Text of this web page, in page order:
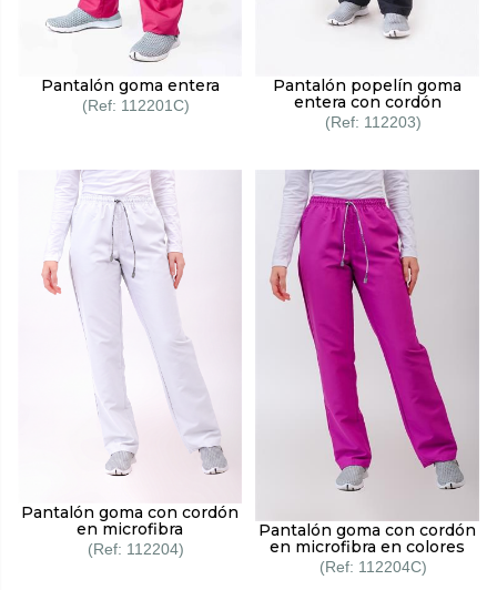
Pantalón goma entera
112201C
Pantalón popelín goma
entera con cordón
112203
Pantalón goma con cordón
en microfibra
112204
Pantalón goma con cordón
en microfibra en colores
112204C